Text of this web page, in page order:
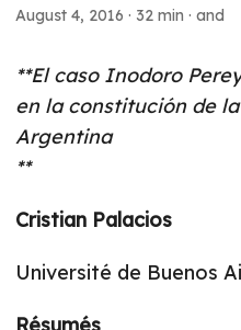
August 4, 2016 · 32 min · and
**El caso Inodoro
en la constitución de
Argentina
**
Cristian Palacios
Université de Buenos